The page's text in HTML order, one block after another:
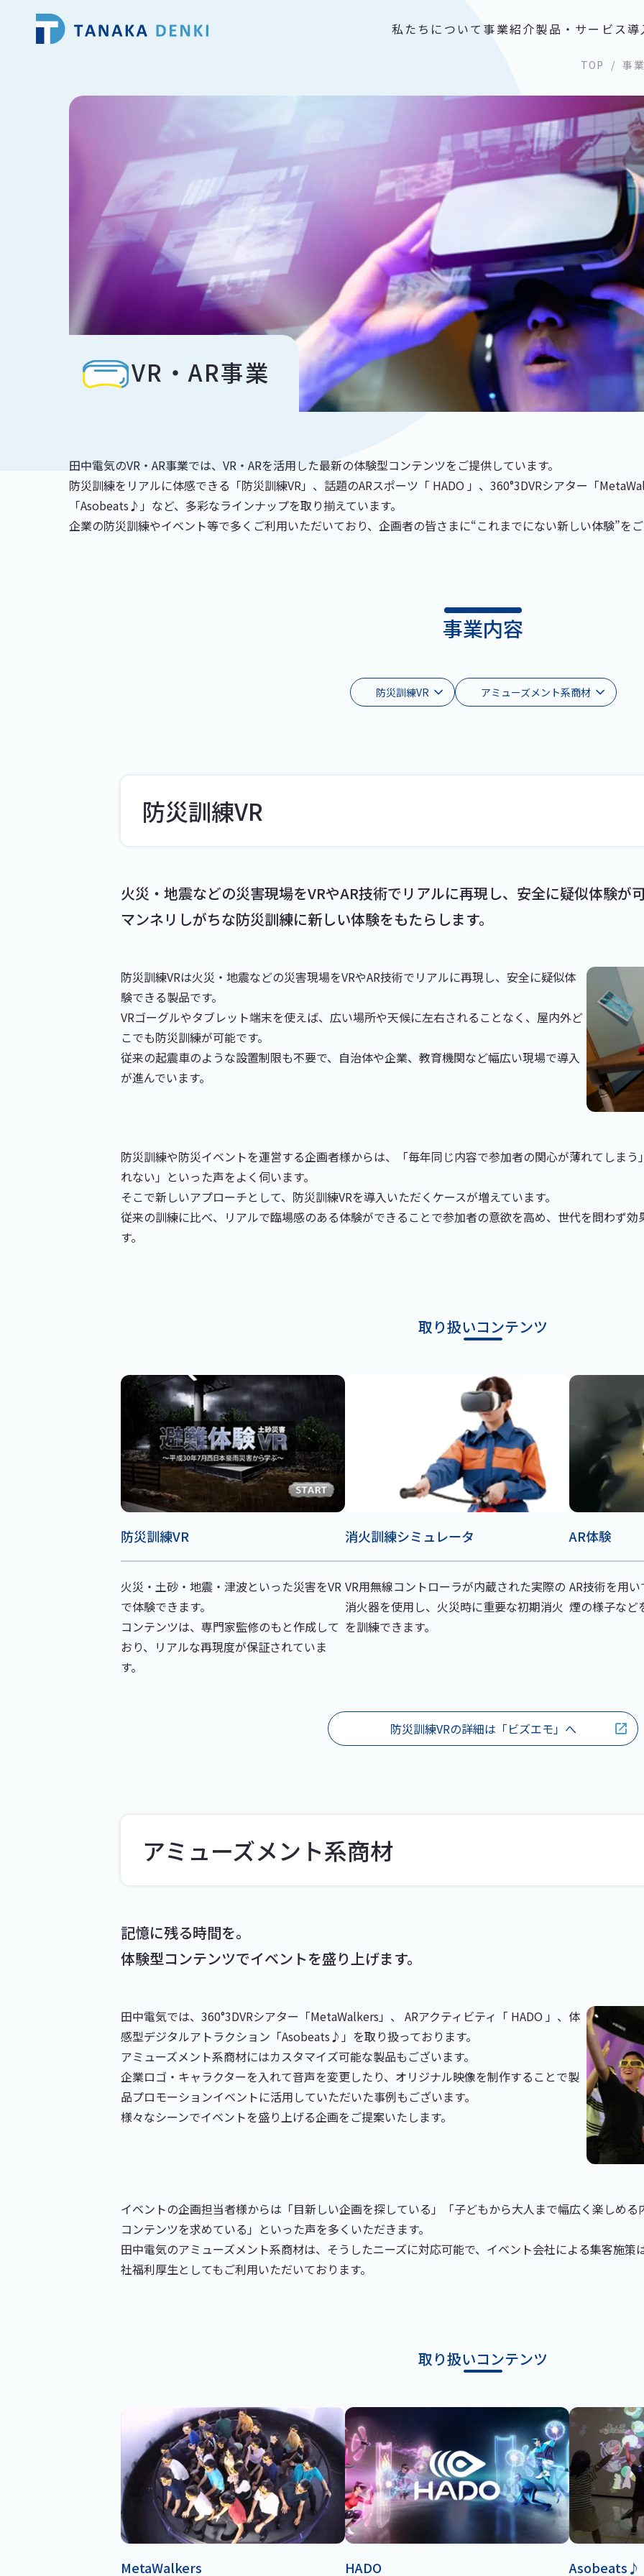
私たちについて 事業紹介製品・サービス導
TOP 事
VR・AR事業
田中電気のVR・AR事業では、VR・ARを活用した最新の体験型コンテンツをご提供しています。
防災訓練をリアルに体感できる「防災訓練VR」、話題のARスポーツ「 HADO 」、360°3DVRシアター「
「Asobeats♪」など、多彩なラインナップを取り揃えています。
企業の防災訓練やイベント等で多くご利用いただいており、企画者の皆さまに“これまでにない新しい体験”を
事業内容
防災訓練VR アミューズメント系商材
防災訓練VR
火災・地震などの災害現場をVRやAR技術でリアルに再現し、安全に疑似体験が
マンネリしがちな防災訓練に新しい体験をもたらします。
防災訓練VRは火災・地震などの災害現場をVRやAR技術でリアルに再現し、安全に疑似体
験できる製品です。
VRゴーグルやタブレット端末を使えば、広い場所や天候に左右されることなく、屋内外ど
こでも防災訓練が可能です。
従来の起震車のような設置制限も不要で、自治体や企業、教育機関など幅広い現場で導入
が進んでいます。
防災訓練や防災イベントを運営する企画者様からは、「毎年同じ内容で参加者の関心が薄れてしま
れない」といった声をよく伺います。
そこで新しいアプローチとして、防災訓練VRを導入いただくケースが増えています。
従来の訓練に比べ、リアルで臨場感のある体験ができることで参加者の意欲を高め、世代を問わず
す。
取り扱いコンテンツ
防災訓練VR
火災・土砂・地震・津波といった災害をVR
で体験できます。
コンテンツは、専門家監修のもと作成して
おり、リアルな再現度が保証されていま
す。
消火訓練シミュレータ
VR用無線コントローラが内蔵された実際の
消火器を使用し、火災時に重要な初期消火
を訓練できます。
AR体験
AR技術を用
煙の様子など
防災訓練VRの詳細は「ビズエモ」へ
アミューズメント系商材
記憶に残る時間を。
体験型コンテンツでイベントを盛り上げます。
田中電気では、360°3DVRシアター「MetaWalkers」、 ARアクティビティ「 HADO 」、体
感型デジタルアトラクション「Asobeats♪」を取り扱っております。
アミューズメント系商材にはカスタマイズ可能な製品もございます。
企業ロゴ・キャラクターを入れて音声を変更したり、オリジナル映像を制作することで製
品プロモーションイベントに活用していただいた事例もございます。
様々なシーンでイベントを盛り上げる企画をご提案いたします。
イベントの企画担当者様からは「目新しい企画を探している」「子どもから大人まで幅広く楽しめ
コンテンツを求めている」といった声を多くいただきます。
田中電気のアミューズメント系商材は、そうしたニーズに対応可能で、イベント会社による集客施
社福利厚生としてもご利用いただいております。
取り扱いコンテンツ
MetaWalkers HADO Asobeats♪